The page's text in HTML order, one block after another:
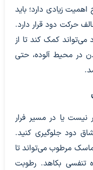
زیادی دارد؛ باید
حرکت دود قرار دارد.
کمک کند تا از
در محیط آلوده، حتی
نیست یا در مسیر فرار
دود جلوگیری کنید.
مرطوب می‌تواند تا
تنفسی بکاهد. رطوبت